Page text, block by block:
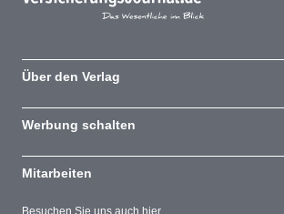
Besuchen Sie uns auch hier
Über den Verlag
Werbung schalten
Mitarbeiten